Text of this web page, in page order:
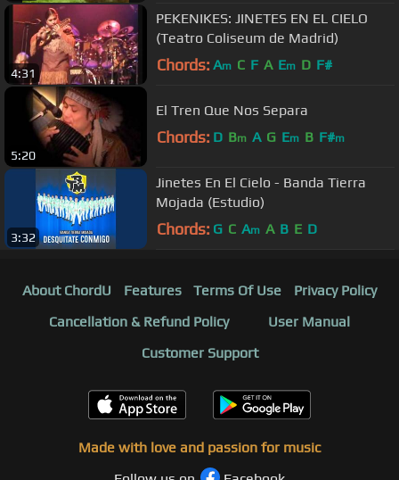
4:31
PEKENIKES: JINETES EN EL CIELO
(Teatro Coliseum de Madrid)
Chords: Am C F A Em D F#
5:20
El Tren Que Nos Separa
Chords: D Bm A G Em B F#m
3:32
Jinetes En El Cielo - Banda Tierra
Mojada (Estudio)
Chords: G C Am A B E D
About ChordU Features Terms Of Use
Privacy Policy
Cancellation & Refund Policy
User Manual
Customer Support
Made with love and passion for music